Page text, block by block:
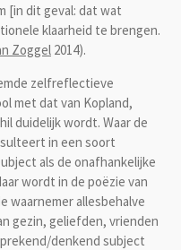
[in dit geval: dat wat
klaarheid te brengen.
Zoggel 2014).
zelfreflectieve
met dat van Kopland,
duidelijk wordt. Waar de
in een soort
als de onafhankelijke
wordt in de poëzie van
waarnemer allesbehalve
gezin, geliefden, vrienden
denkend subject